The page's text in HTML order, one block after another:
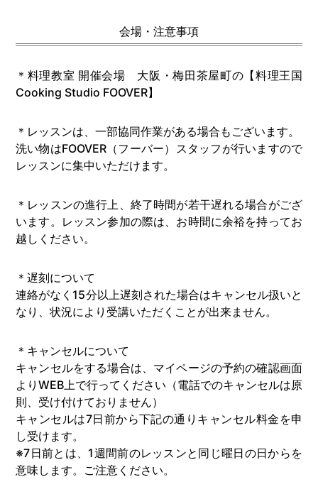
会場・注意事項
＊料理教室 開催会場 大阪・梅田茶屋町の【料理王国
Cooking Studio FOOVER】
＊レッスンは、一部協同作業がある場合もございます。
洗い物はFOOVER（フーバー）スタッフが行いますので
レッスンに集中いただけます。
＊レッスンの進行上、終了時間が若干遅れる場合がござ
います。レッスン参加の際は、お時間に余裕を持ってお
越しください。
＊遅刻について
連絡がなく15分以上遅刻された場合はキャンセル扱いと
なり、状況により受講いただくことが出来ません。
＊キャンセルについて
キャンセルをする場合は、マイページの予約の確認画面
よりWEB上で行ってください（電話でのキャンセルは原
則、受け付けておりません）
キャンセルは7日前から下記の通りキャンセル料金を申
し受けます。
※7日前とは、1週間前のレッスンと同じ曜日の日からを
意味します。ご注意ください。